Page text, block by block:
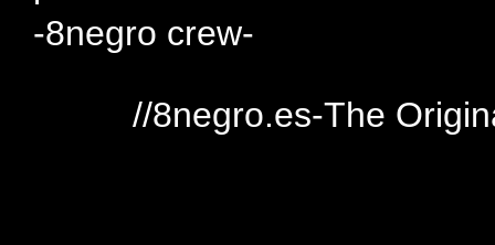
-8negro crew-
//8negro.es-The